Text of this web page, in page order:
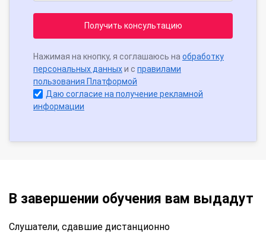
Получить консультацию
Нажимая на кнопку, я соглашаюсь на обработку
персональных данныхи с правилами
пользования Платформой
Даю согласие на получение рекламной
информации
В завершении обучения вам выдадут
Слушатели, сдавшие дистанционно